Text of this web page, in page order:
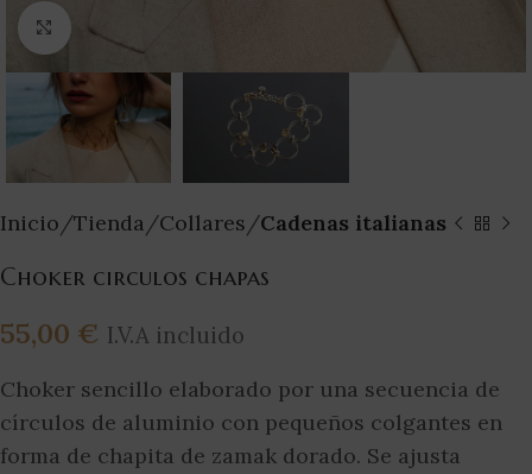
Clic para ampliar
Inicio Tienda Collares Cadenas italianas
Choker circulos chapas
55,00 € I.V.A incluido
Choker sencillo elaborado por una secuencia de
círculos de aluminio con pequeños colgantes en
forma de chapita de zamak dorado. Se ajusta